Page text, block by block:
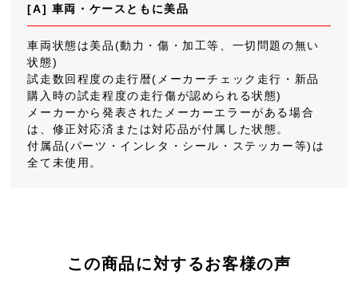
[A] 車両・ケースともに美品
車両状態は美品(動力・傷・加工等、一切問題の無い
状態)
試走数回程度の走行暦(メーカーチェック走行・新品
購入時の試走程度の走行傷が認められる状態)
メーカーから発表されたメーカーエラーがある場合
は、修正対応済または対応品が付属した状態。
付属品(パーツ・インレタ・シール・ステッカー等)は
全て未使用。
この商品に対するお客様の声